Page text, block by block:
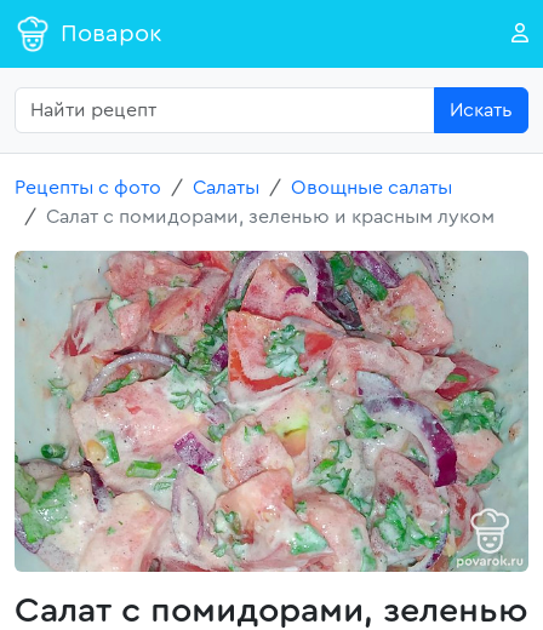
Поварок
Искать
Рецепты с фото Салаты
Овощные салаты
Салат с помидорами, зеленью и красным луком
Салат с помидорами, зеленью